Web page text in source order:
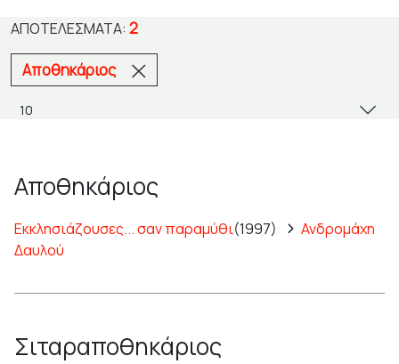
ΑΠΟΤΕΛΈΣΜΑΤΑ: 2
Αποθηκάριος
Αποθηκάριος
Εκκλησιάζουσες... σαν παραμύθι(1997)
Ανδρομάχη
Δαυλού
Σιταραποθηκάριος